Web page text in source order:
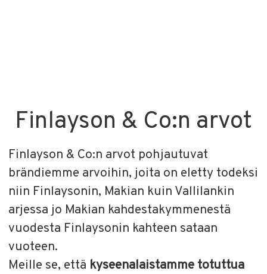
Finlayson & Co:n arvot
Finlayson & Co:n arvot pohjautuvat
brändiemme arvoihin, joita on eletty todeksi
niin Finlaysonin, Makian kuin Vallilankin
arjessa jo Makian kahdestakymmenestä
vuodesta Finlaysonin kahteen sataan
vuoteen.
Meille se, että kyseenalaistamme totuttua